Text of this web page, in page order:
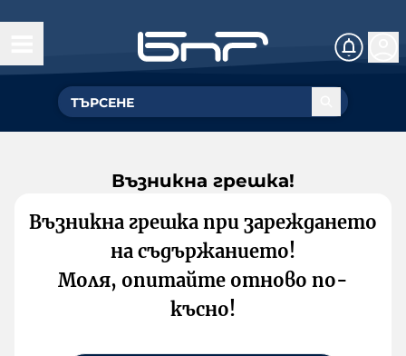
Възникна грешка!
Възникна грешка при зареждането
на съдържанието!
Моля, опитайте отново по-
късно!